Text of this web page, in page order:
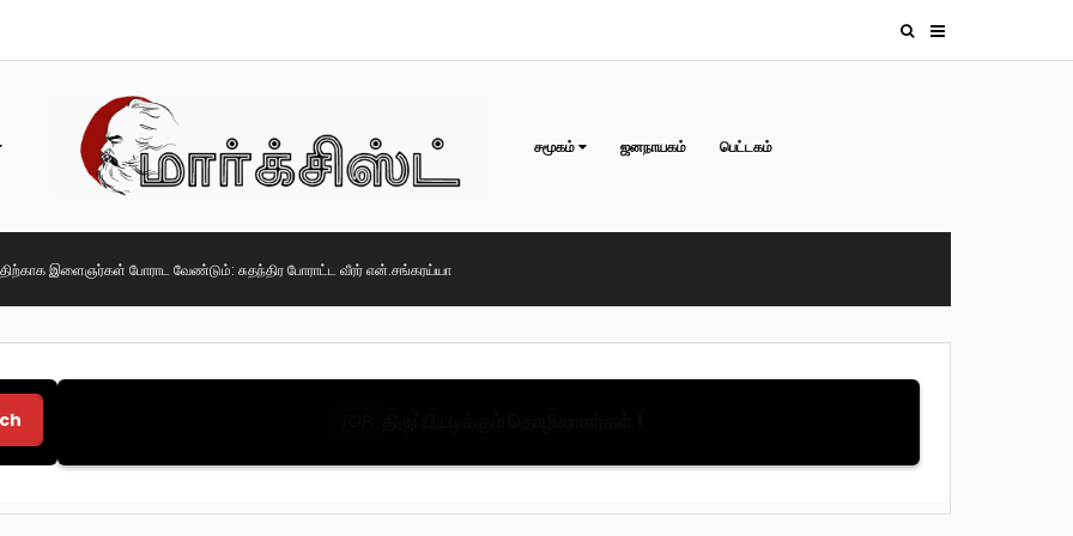
சமூகம் ஜனநாயகம் பெட்டகம்
இளைஞர்கள் போராட வேண்டும்: சுதந்திர போராட்ட வீரர் என்.சங்கரய்யா